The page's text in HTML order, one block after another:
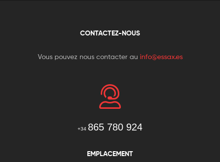
CONTACTEZ-NOUS
Vous pouvez nous contacter au info@essax.es
+34 865 780 924
EMPLACEMENT